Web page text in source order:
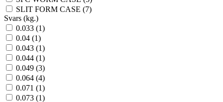
SLIT FORM CASE (7)
Svars (kg.)
0.033 (1)
0.04 (1)
0.043 (1)
0.044 (1)
0.049 (3)
0.064 (4)
0.071 (1)
0.073 (1)